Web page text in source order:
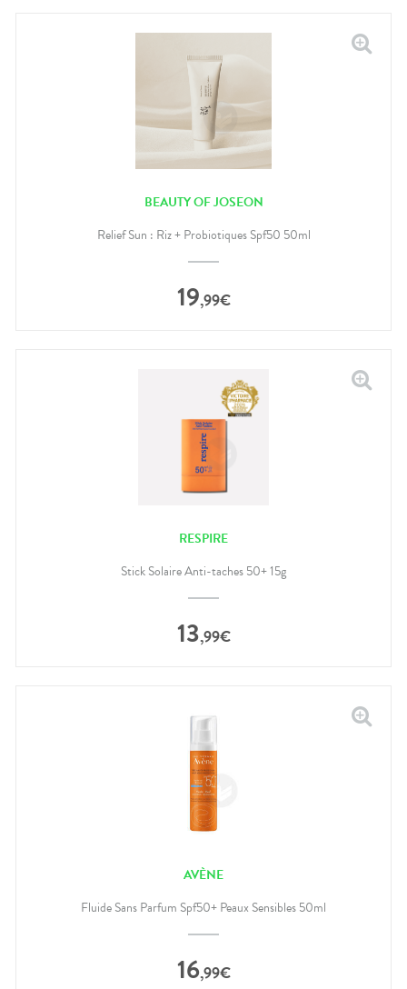
BEAUTY OF JOSEON
Relief Sun : Riz + Probiotiques Spf50 50ml
19,99€
RESPIRE
Stick Solaire Anti-taches 50+ 15g
13,99€
AVÈNE
Fluide Sans Parfum Spf50+ Peaux Sensibles 50ml
16,99€